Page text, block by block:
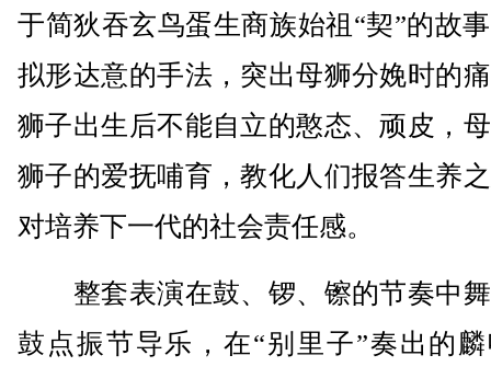
于简狄吞玄鸟蛋生商族始祖“契”的故
拟形达意的手法，突出母狮分娩时的
狮子出生后不能自立的憨态、顽皮，
狮子的爱抚哺育，教化人们报答生养
对培养下一代的社会责任感。
整套表演在鼓、锣、镲的节奏中
鼓点振节导乐，在“别里子”奏出的